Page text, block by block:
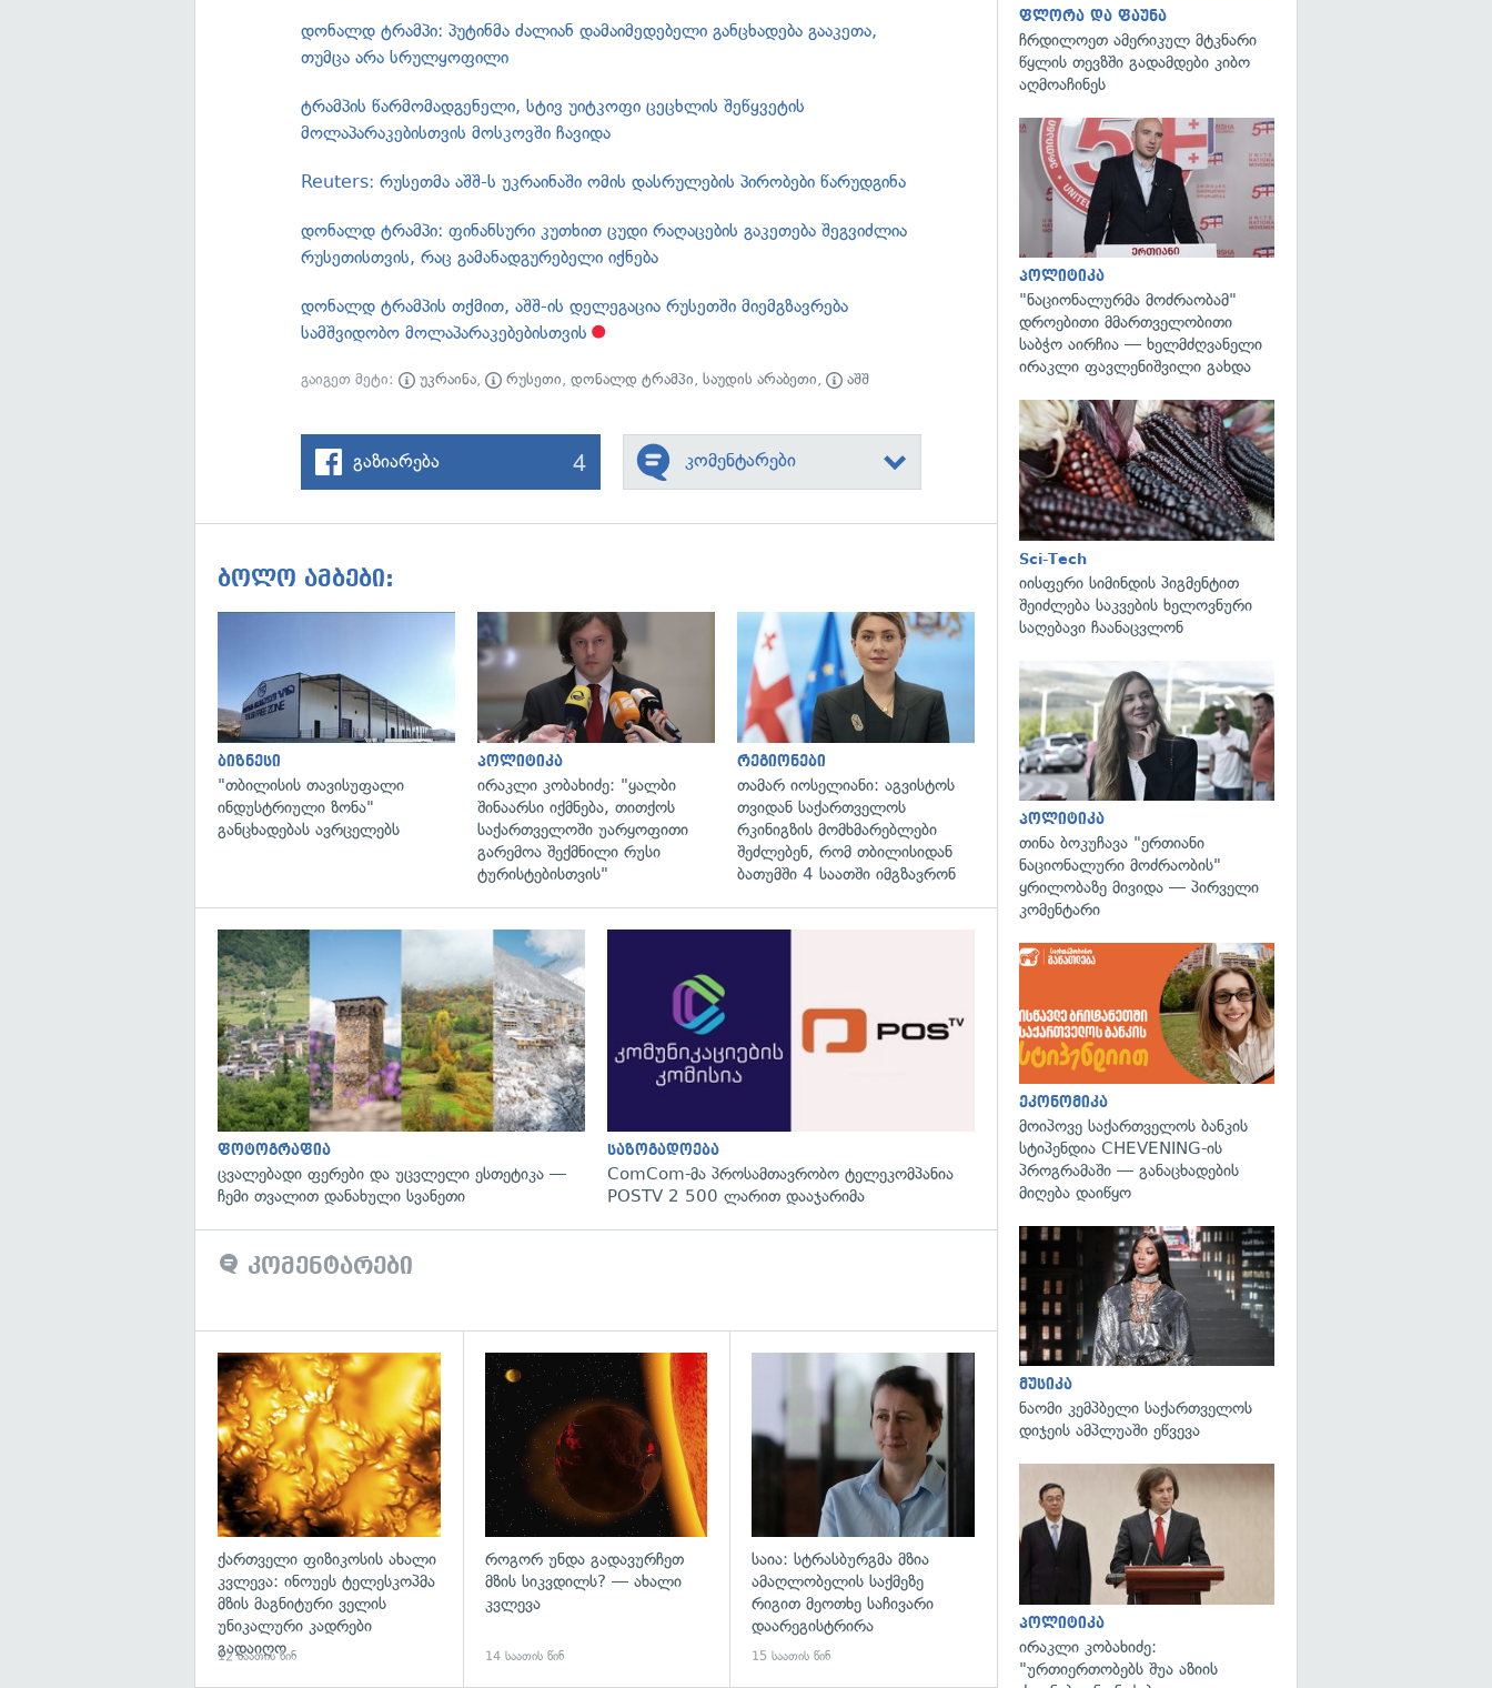
დონალდ ტრამპი: პუტინმა ძალიან დამაიმედებელი განცხადება გააკეთა,
თუმცა არა სრულყოფილი
ტრამპის წარმომადგენელი, სტივ უიტკოფი ცეცხლის შეწყვეტის
მოლაპარაკებისთვის მოსკოვში ჩავიდა
Reuters: რუსეთმა აშშ-ს უკრაინაში ომის დასრულების პირობები წარუდგინა
დონალდ ტრამპი: ფინანსური კუთხით ცუდი რაღაცების გაკეთება შეგვიძლია
რუსეთისთვის, რაც გამანადგურებელი იქნება
დონალდ ტრამპის თქმით, აშშ-ის დელეგაცია რუსეთში მიემგზავრება
სამშვიდობო მოლაპარაკებებისთვის
გაიგეთ მეტი: უკრაინა, რუსეთი,დონალდ ტრამპი,საუდის არაბეთი, აშშ
გაზიარება 4 კომენტარები
ბოლო ამბები:
ბიზნესი
"თბილისის თავისუფალი
ინდუსტრიული ზონა"
განცხადებას ავრცელებს
გადახედვა
პოლიტიკა
ირაკლი კობახიძე: "ყალბი
შინაარსი იქმნება, თითქოს
საქართველოში უარყოფითი
გარემოა შექმნილი რუსი
ტურისტებისთვის"
გადახედვა
რეგიონები
თამარ იოსელიანი: აგვისტოს
თვიდან საქართველოს
რკინიგზის მომხმარებლები
შეძლებენ, რომ თბილისიდან
ბათუმში 4 საათში იმგზავრონ
ფოტოგრაფია
ცვალებადი ფერები და უცვლელი ესთეტიკა —
ჩემი თვალით დანახული სვანეთი
გადახედვა
საზოგადოება
ComCom-მა პროსამთავრობო ტელეკომპანია
POSTV 2 500 ლარით დააჯარიმა
კომენტარები
გადახედვა
ქართველი ფიზიკოსის ახალი
კვლევა: ინოუეს ტელესკოპმა
მზის მაგნიტური ველის
უნიკალური კადრები
გადაიღო
12 საათის წინ
როგორ უნდა გადავურჩეთ
მზის სიკვდილს? — ახალი
კვლევა
14 საათის წინ
გადახედვა
საია: სტრასბურგმა მზია
ამაღლობელის საქმეზე
რიგით მეოთხე საჩივარი
დაარეგისტრირა
15 საათის წინ
ფლორა და ფაუნა
ჩრდილოეთ ამერიკულ მტკნარი
წყლის თევზში გადამდები კიბო
აღმოაჩინეს
პოლიტიკა
"ნაციონალურმა მოძრაობამ"
დროებითი მმართველობითი
საბჭო აირჩია — ხელმძღვანელი
ირაკლი ფავლენიშვილი გახდა
Sci-Tech
იისფერი სიმინდის პიგმენტით
შეიძლება საკვების ხელოვნური
საღებავი ჩაანაცვლონ
პოლიტიკა
თინა ბოკუჩავა "ერთიანი
ნაციონალური მოძრაობის"
ყრილობაზე მივიდა — პირველი
კომენტარი
ეკონომიკა
მოიპოვე საქართველოს ბანკის
სტიპენდია CHEVENING-ის
პროგრამაში — განაცხადების
მიღება დაიწყო
მუსიკა
ნაომი კემპბელი საქართველოს
დიჯეის ამპლუაში ეწვევა
პოლიტიკა
ირაკლი კობახიძე:
"ურთიერთობებს შუა აზიის